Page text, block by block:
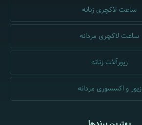
ساعت لاکچری زنانه
ساعت لاکچری مردانه
زیورآلات زنانه
زیور و اکسسوری مردانه